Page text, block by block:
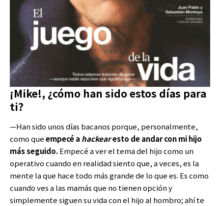
¡Mike!, ¿cómo han sido estos días para
ti?
—Han sido unos días bacanos porque, personalmente,
como queempecé a hackearesto de andar con mi hijo
más seguido.Empecé a ver el tema del hijo como un
operativo cuando en realidad siento que, a veces, es la
mente la que hace todo más grande de lo que es. Es como
cuando ves a las mamás que no tienen opción y
simplemente siguen su vida con el hijo al hombro; ahí te